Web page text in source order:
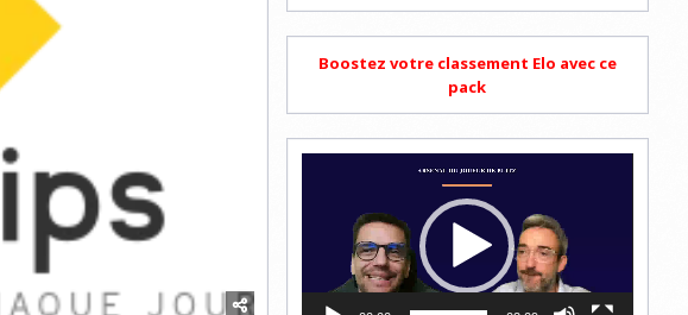
Boostez votre classement Elo avec ce
pack